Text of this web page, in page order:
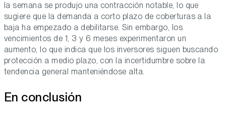
la semana se produjo una contracción notable, lo que
sugiere que la demanda a corto plazo de coberturas a la
baja ha empezado a debilitarse. Sin embargo, los
vencimientos de 1, 3 y 6 meses experimentaron un
aumento, lo que indica que los inversores siguen buscando
protección a medio plazo, con la incertidumbre sobre la
tendencia general manteniéndose alta.
En conclusión